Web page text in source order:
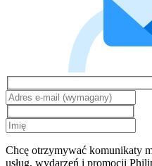
Chcę otrzymywać komunikaty
usług, wydarzeń i promocji